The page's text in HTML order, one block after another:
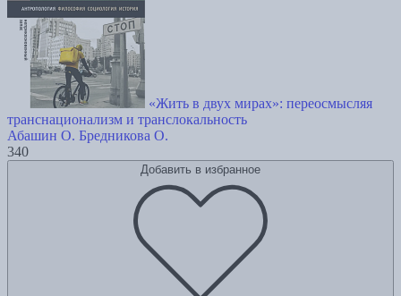
«Жить в двух мирах»: переосмысляя
транснационализм и транслокальность
Абашин О. Бредникова О.
340
Добавить в избранное